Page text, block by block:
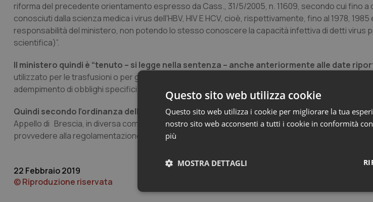
riforma del precedente orientamento espresso da Cass., 31/5/2005, n. 11609, secondo cui fino
conosciuti dalla scienza medica i virus dell'HBV, HIV E HCV, cioè, rispettivamente, fino al 1978,
responsabilità del ministero, non potendo lo stesso conoscere la capacità infettiva di detti virus
scientifica)”.
Il ministero quindi è “tenuto – si legge nella sentenza – anche anteriormente alle date
utilizzato per le trasfusioni o per gli emoderivati sia esente da virus e che i donatori non
adempimento di obblighi specifici posti dalle fonti normative speciali (Cass., 29/8/2011, n. 17685;
Quindi secondo l’ordinanza della Cassazione “il ricorso va accolto e la sentenza
Appello di Brescia, in diversa composizione, che dovrà pronunciarsi … applicando i principi di
provvedere alla regolamentazione delle spese anche del presente giudizio di legittimità”.
22 Febbraio 2019
© Riproduzione riservata
Questo sito web utilizza cookie
Questo sito web utilizza i cookie per migliorare la tua
nostro sito web acconsenti a tutti i cookie in conformità
più
MOSTRA DETTAGLI
Necessari Statistici